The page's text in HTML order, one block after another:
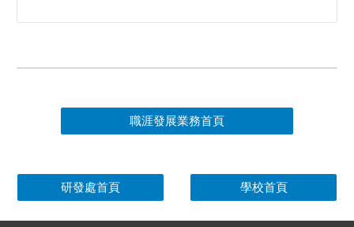
職涯發展業務首頁
研發處首頁 學校首頁